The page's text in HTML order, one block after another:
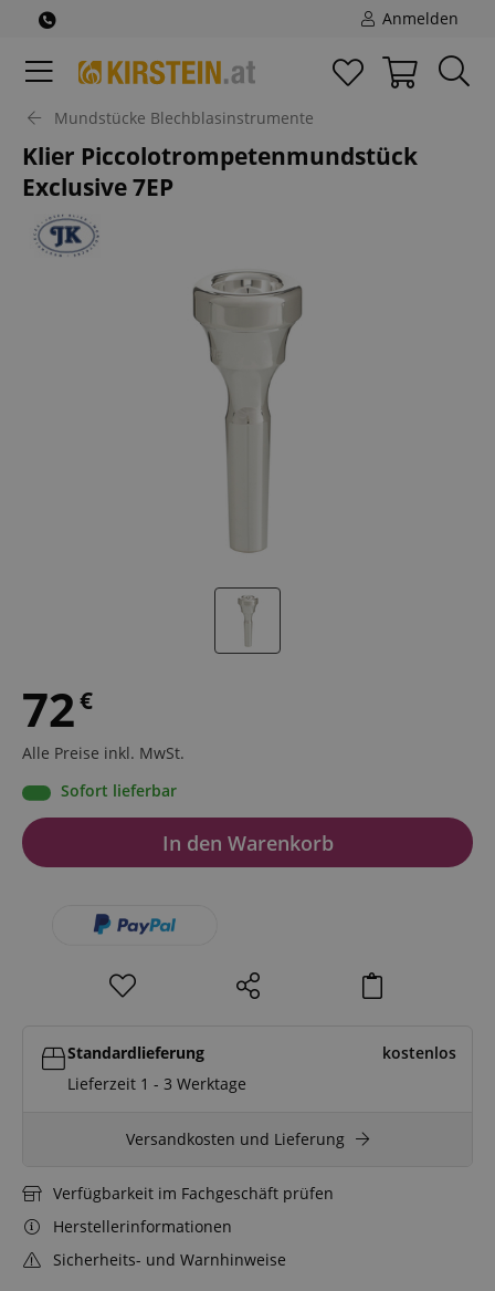
Anmelden
Mundstücke Blechblasinstrumente
Klier Piccolotrompetenmundstück
Exclusive 7EP
72€
Alle Preise inkl. MwSt.
Sofort lieferbar
In den Warenkorb
Standardlieferung
kostenlos
Lieferzeit 1 - 3 Werktage
Versandkosten und Lieferung
Verfügbarkeit im Fachgeschäft prüfen
Herstellerinformationen
Sicherheits- und Warnhinweise